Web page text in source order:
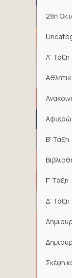
28η
Α' Τάξη
Β' Τάξη
Γ' Τάξη
Δ' Τάξη
Σκέψη